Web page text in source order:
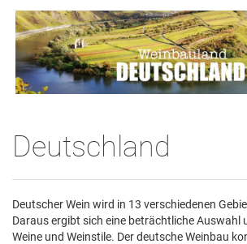
Deutschland
Deutscher Wein wird in 13 verschiedenen
Daraus ergibt sich eine beträchtliche Auswahl
Weine und Weinstile. Der deutsche Weinbau